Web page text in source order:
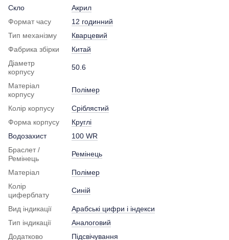
Скло
Акрил
Формат часу
12 годинний
Тип механізму
Кварцевий
Фабрика збірки
Китай
Діаметр
корпусу
50.6
Матеріал
корпусу
Полімер
Колір корпусу
Сріблястий
Форма корпусу
Круглі
Водозахист
100 WR
Браслет /
Ремінець
Ремінець
Матеріал
Полімер
Колір
циферблату
Синій
Вид індикації
Арабські цифри і індекси
Тип індикації
Аналоговий
Додатково
Підсвічування